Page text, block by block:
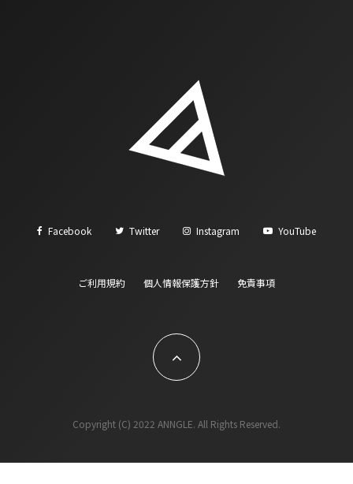
Facebook Twitter Instagram YouTube
ご利用規約 個人情報保護方針 免責事項
Copyright (C) 2022 ANNGLE. All Rights Reserved.